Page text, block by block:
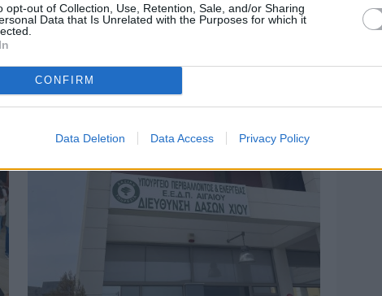
opt-out of Collection, Use, Retention, Sale, and/or Sharing
Data that Is Unrelated with the Purposes for which it
CONFIRM
Data Deletion Data Access Privacy Policy
Πριν 3 ημέρες
Αδειάζουν τα νησιά – Το δημογραφικό στο